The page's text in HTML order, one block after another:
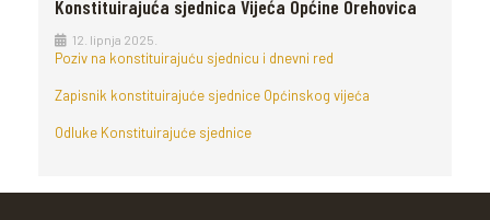
Konstituirajuća sjednica Vijeća Općine Orehovica
12. lipnja 2025.
Poziv na konstituirajuću sjednicu i dnevni red
Zapisnik konstituirajuće sjednice Općinskog vijeća
Odluke Konstituirajuće sjednice